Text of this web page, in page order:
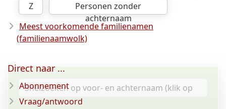
Z
Personen zonder
achternaam
Meest voorkomende familienamen
(familienaamwolk)
Direct naar ...
Abonnement
Vraag/antwoord